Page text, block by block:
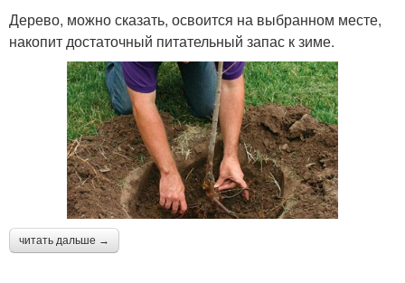
Дерево, можно сказать, освоится на выбранном месте,
накопит достаточный питательный запас к зиме.
читать дальше →